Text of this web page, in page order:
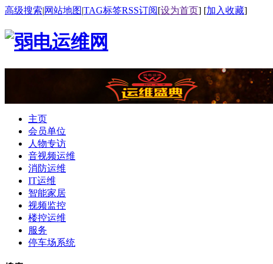
高级搜索|网站地图|TAG标签RSS订阅[设为首页] [加入收藏]
主页
会员单位
人物专访
音视频运维
消防运维
IT运维
智能家居
视频监控
楼控运维
服务
停车场系统